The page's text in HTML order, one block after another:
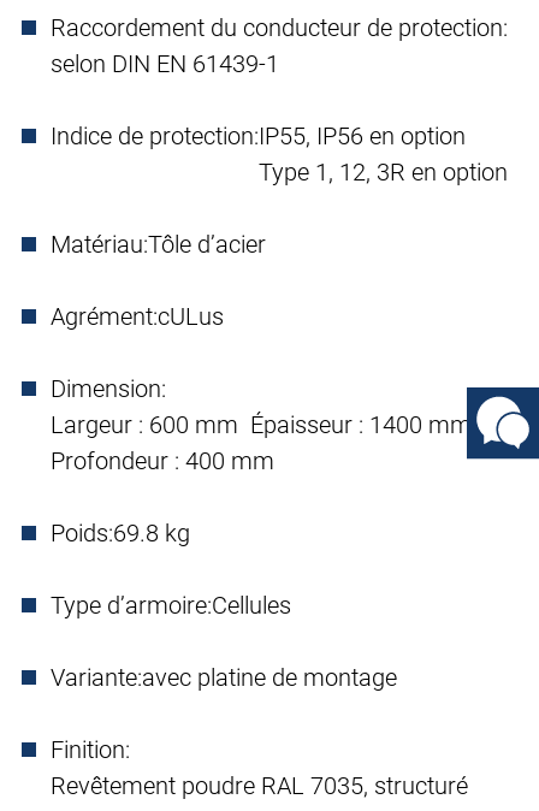
Raccordement du conducteur de protection:
selon DIN EN 61439-1
Indice de protection:IP55, IP56 en option
Type 1, 12, 3R en option
Matériau:Tôle d’acier
Agrément:cULus
Dimension:
Largeur : 600 mm Épaisseur : 1400 mm
Profondeur : 400 mm
Poids:69.8 kg
Type d’armoire:Cellules
Variante:avec platine de montage
Finition:
Revêtement poudre RAL 7035, structuré